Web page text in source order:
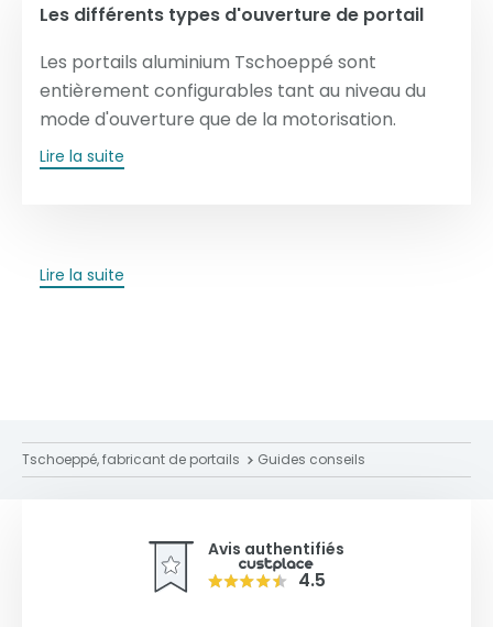
Les différents types d'ouverture de portail
Les portails aluminium Tschoeppé sont
entièrement configurables tant au niveau du
mode d'ouverture que de la motorisation.
Lire la suite
Lire la suite
Tschoeppé, fabricant de portails Guides conseils
Avis authentifiés
4.5